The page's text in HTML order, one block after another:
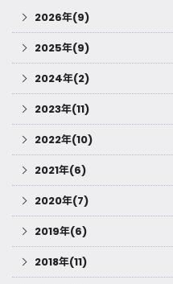
2026年(9)
2025年(9)
2024年(2)
2023年(11)
2022年(10)
2021年(6)
2020年(7)
2019年(6)
2018年(11)